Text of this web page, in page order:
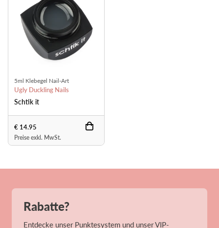
5ml Klebegel Nail-Art
Ugly Duckling Nails
Schtik it
€ 14.95
Preise exkl. MwSt.
Rabatte?
Entdecke unser Punktesystem und unser VIP-